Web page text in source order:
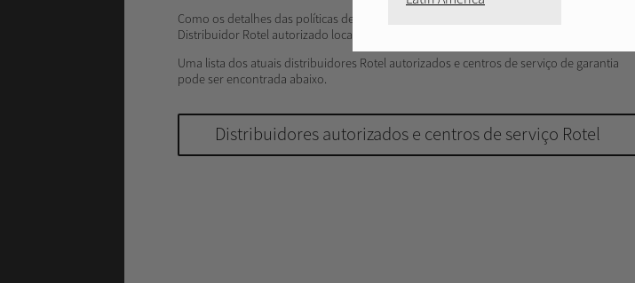
Como os detalhes das políticas de serviço podem variar de acordo com o país, consulte o
Distribuidor Rotel autorizado local da sua região para obter detalhes sobre o serviço.
Uma lista dos atuais distribuidores Rotel autorizados e centros de serviço de garantia
pode ser encontrada abaixo.
Distribuidores autorizados e centros de serviço Rotel